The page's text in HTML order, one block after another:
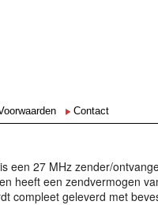
Contact
een 27 MHz zender/
heeft een zendvermogen
compleet geleverd met